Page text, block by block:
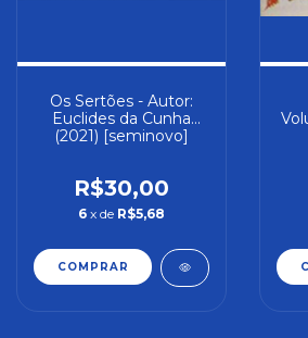
Os Sertões - Autor:
Euclides da Cunha
(2021) [seminovo]
R$30,00
6 x de R$5,68